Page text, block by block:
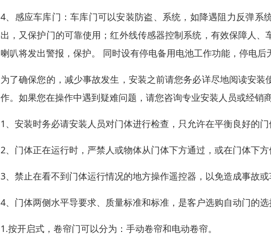
4、感应车库门：车库门可以安装防盗、系统，如降遇阻力反弹
出，又保护门的可靠使用；红外线传感器控制系统，有效保障人
喇叭将发出警报，保护。 同时设有停电备用电池工作功能，停电后
为了确保您的，减少事故发生，安装之前请您务必详尽地阅读安
作。如果您在操作中遇到疑难问题，请您咨询专业安装人员或经销商
1、安装时务必请安装人员对门体进行检查，只允许在平衡良好的
2、门体正在运行时，严禁人或物体从门体下方通过，或在门体下方
3、禁止在看不到门体运行情况的地方操作遥控器，以免造成事故或
4、门体两侧水平导要求、质量标准和标准，是客户选购自动门的选
1.按开启式，卷帘门可以分为：手动卷帘和电动卷帘。